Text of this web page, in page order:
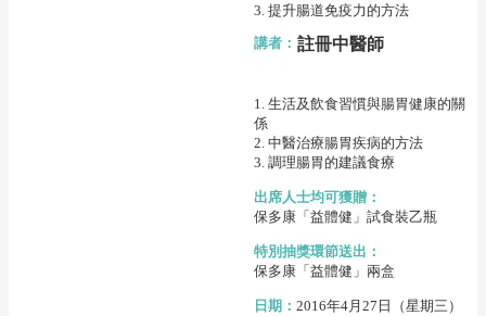
3. 提升腸道免疫力的方法
講者： 註冊中醫師
1. 生活及飲食習慣與腸胃健康的關
係
2. 中醫治療腸胃疾病的方法
3. 調理腸胃的建議食療
出席人士均可獲贈：
保多康「益體健」試食裝乙瓶
特別抽獎環節送出：
保多康「益體健」兩盒
日期： 2016年4月27日（星期三）